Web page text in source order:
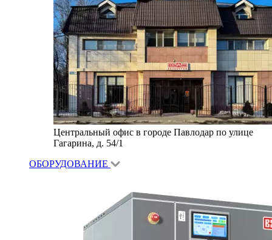
Центральный офис в городе Павлодар по улице
Гагарина, д. 54/1
ОБОРУДОВАНИЕ